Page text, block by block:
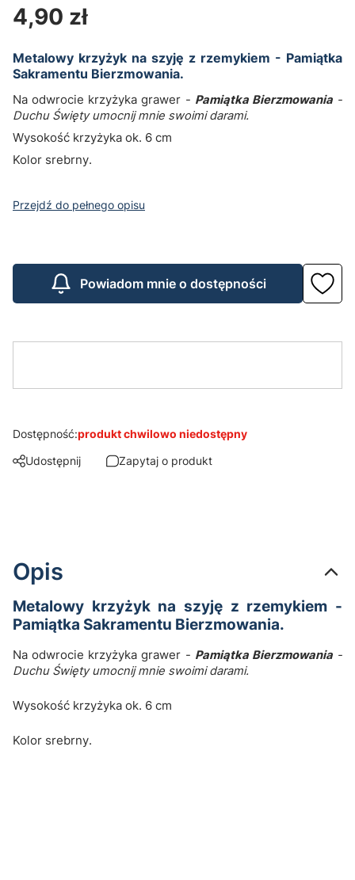
Cena
4,90 zł
Metalowy krzyżyk na szyję z rzemykiem - Pamiątka
Sakramentu Bierzmowania.
Na odwrocie krzyżyka grawer - Pamiątka Bierzmowania-
Duchu Święty umocnij mnie swoimi darami.
Wysokość krzyżyka ok. 6 cm
Kolor srebrny.
Przejdź do pełnego opisu
Powiadom mnie o dostępności
Dostępność:produkt chwilowo niedostępny
Udostępnij
Zapytaj o produkt
Opis
Metalowy krzyżyk na szyję z rzemykiem -
Pamiątka Sakramentu Bierzmowania.
Na odwrocie krzyżyka grawer - Pamiątka Bierzmowania-
Duchu Święty umocnij mnie swoimi darami.
Wysokość krzyżyka ok. 6 cm
Kolor srebrny.